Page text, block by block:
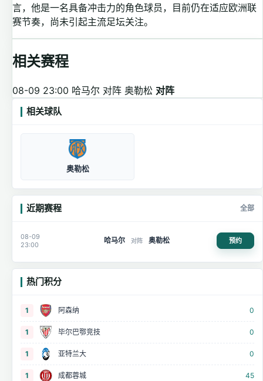
言，他是一名具备冲击力的角色球员，目前仍在适应欧洲联
赛节奏，尚未引起主流足坛关注。
相关赛程
08-09 23:00 哈马尔 对阵 奥勒松 对阵
相关球队
奥勒松
近期赛程 全部
08-09
23:00
哈马尔 对阵 奥勒松 预约
热门积分
1 阿森纳 0
1 毕尔巴鄂竞技 0
1 亚特兰大 0
1 成都蓉城 45